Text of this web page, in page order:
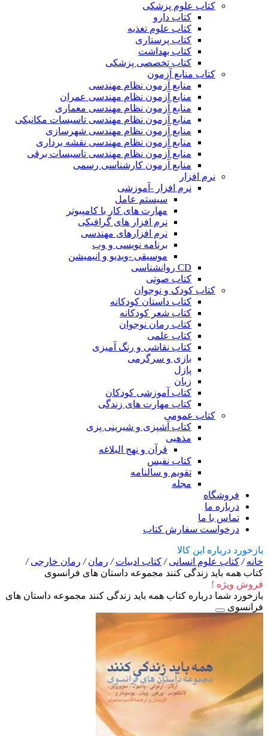
کتاب علوم پزشکی
کتاب دارو
کتاب علوم تغذیه
کتاب پرستاری
کتاب بهداشت
کتاب تخصصی پزشکی
کتاب منابع آزمون
منابع آزمون نظام مهندسی
منابع آزمون نظام مهندسی عمران
منابع آزمون نظام مهندسی معماری
منابع آزمون نظام مهندسی تاسیسات مکانیکی
منابع آزمون نظام مهندسی شهرسازی
منابع آزمون نظام مهندسی نقشه برداری
منابع آزمون نظام مهندسی تاسیسات برقی
منابع آزمون کارشناسی رسمی
نرم افزار
نرم افزار -آموزشی
سیستم عامل
مهارت های کار با کامپیوتر
نرم افزار های گرافیکی
نرم افزارهای مهندسی
برنامه نویسی و وب
موسیقی -ویدیو و انیمیشن
CD روانشناسی
کتاب صوتی
کتاب کودک و نوجوان
کتاب داستان کودکانه
کتاب شعر کودکانه
کتاب رمان نوجوان
کتاب علمی
کتاب نقاشی و رنگ آمیزی
بازی و سرگرمی
پازل
زبان
کتاب آموزشی کودکان
کتاب مهارت های زندگی
کتاب عمومی
کتاب آشپزی و شیرینی پزی
مذهبی
قرآن و نهج البلاغه
کتاب نفیس
تقویم و سالنامه
مجله
فروشگاه
درباره ما
تماس با ما
درخواست سفارش کتاب
بازخورد درباره این کالا
خانه/ کتاب علوم انسانی/ کتاب ادبیات/ رمان/ رمان خارجی/
کتاب همه باید زندگی کنند مجموعه داستان های فرانسوی
فروش ویژه !
بازخورد شما درباره کتاب همه باید زندگی کنند مجموعه داستان های
فرانسوی